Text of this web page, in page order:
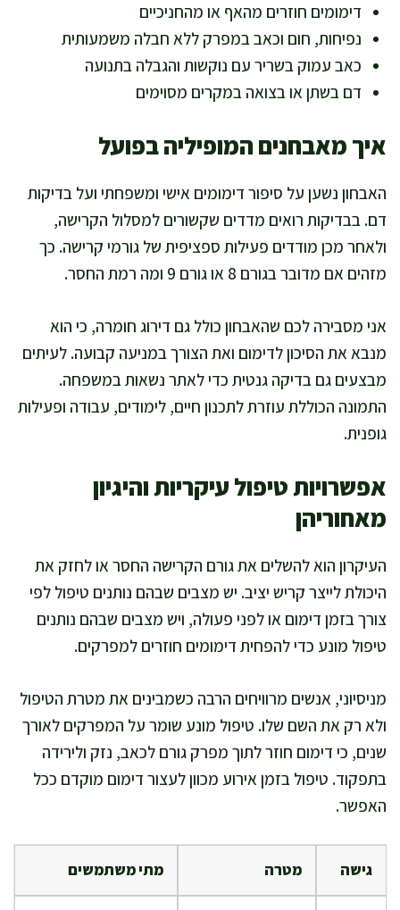
דימומים חוזרים מהאף או מהחניכיים
נפיחות, חום וכאב במפרק ללא חבלה משמעותית
כאב עמוק בשריר עם נוקשות והגבלה בתנועה
דם בשתן או בצואה במקרים מסוימים
איך מאבחנים המופיליה בפועל
האבחון נשען על סיפור דימומים אישי ומשפחתי ועל בדיקות
דם. בבדיקות רואים מדדים שקשורים למסלול הקרישה,
ולאחר מכן מודדים פעילות ספציפית של גורמי קרישה. כך
מזהים אם מדובר בגורם 8 או גורם 9 ומה רמת החסר.
אני מסבירה לכם שהאבחון כולל גם דירוג חומרה, כי הוא
מנבא את הסיכון לדימום ואת הצורך במניעה קבועה. לעיתים
מבצעים גם בדיקה גנטית כדי לאתר נשאות במשפחה.
התמונה הכוללת עוזרת לתכנון חיים, לימודים, עבודה ופעילות
גופנית.
אפשרויות טיפול עיקריות והיגיון
מאחוריהן
העיקרון הוא להשלים את גורם הקרישה החסר או לחזק את
היכולת לייצר קריש יציב. יש מצבים שבהם נותנים טיפול לפי
צורך בזמן דימום או לפני פעולה, ויש מצבים שבהם נותנים
טיפול מונע כדי להפחית דימומים חוזרים למפרקים.
מניסיוני, אנשים מרוויחים הרבה כשמבינים את מטרת הטיפול
ולא רק את השם שלו. טיפול מונע שומר על המפרקים לאורך
שנים, כי דימום חוזר לתוך מפרק גורם לכאב, נזק ולירידה
בתפקוד. טיפול בזמן אירוע מכוון לעצור דימום מוקדם ככל
האפשר.
גישה מטרה מתי משתמשים